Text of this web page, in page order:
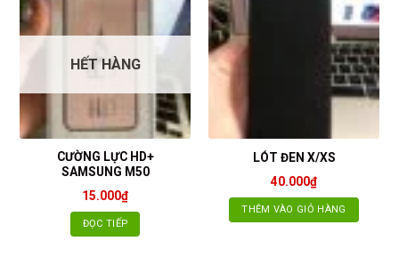
HẾT HÀNG
CƯỜNG LỰC HD+
SAMSUNG M50
15.000₫
ĐỌC TIẾP
LÓT ĐEN X/XS
40.000₫
THÊM VÀO GIỎ HÀNG